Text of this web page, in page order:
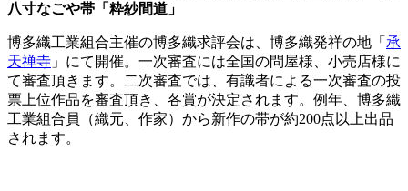
八寸なごや帯「粋紗間道」
博多織工業組合主催の博多織求評会は、博多織発祥の地「 承
天禅寺 」にて開催。一次審査には全国の問屋様、小売店様に
て審査頂きます。二次審査では、有識者による一次審査の投
票上位作品を審査頂き、各賞が決定されます。例年、博多織
工業組合員（織元、作家）から新作の帯が約200点以上出品
されます。